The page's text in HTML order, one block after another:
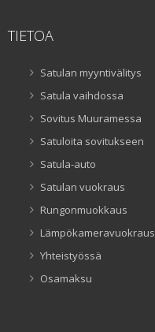
TIETOA
Satulan myyntivälitys
Satula vaihdossa
Sovitus Muuramessa
Satuloita sovitukseen
Satula-auto
Satulan vuokraus
Rungonmuokkaus
Lämpökameravuokraus
Yhteistyössä
Osamaksu